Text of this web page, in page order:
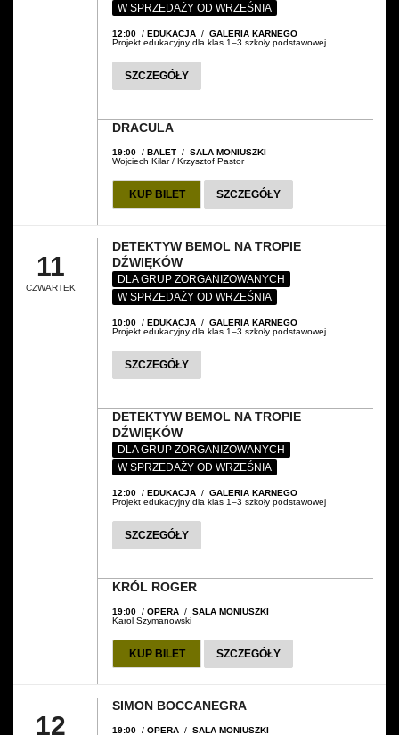
W SPRZEDAŻY OD WRZEŚNIA
12:00 / EDUKACJA / GALERIA KARNEGO
Projekt edukacyjny dla klas 1–3 szkoły podstawowej
SZCZEGÓŁY
DRACULA
19:00 / BALET / SALA MONIUSZKI
Wojciech Kilar / Krzysztof Pastor
KUP BILET SZCZEGÓŁY
11
CZWARTEK
DETEKTYW BEMOL NA TROPIE
DŹWIĘKÓW
DLA GRUP ZORGANIZOWANYCH
W SPRZEDAŻY OD WRZEŚNIA
10:00 / EDUKACJA / GALERIA KARNEGO
Projekt edukacyjny dla klas 1–3 szkoły podstawowej
SZCZEGÓŁY
DETEKTYW BEMOL NA TROPIE
DŹWIĘKÓW
DLA GRUP ZORGANIZOWANYCH
W SPRZEDAŻY OD WRZEŚNIA
12:00 / EDUKACJA / GALERIA KARNEGO
Projekt edukacyjny dla klas 1–3 szkoły podstawowej
SZCZEGÓŁY
KRÓL ROGER
19:00 / OPERA / SALA MONIUSZKI
Karol Szymanowski
KUP BILET SZCZEGÓŁY
12
SIMON BOCCANEGRA
19:00 / OPERA / SALA MONIUSZKI